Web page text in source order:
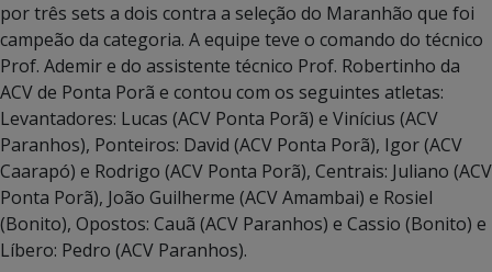
por três sets a dois contra a seleção do Maranhão que foi
campeão da categoria. A equipe teve o comando do técnico
Prof. Ademir e do assistente técnico Prof. Robertinho da
ACV de Ponta Porã e contou com os seguintes atletas:
Levantadores: Lucas (ACV Ponta Porã) e Vinícius (ACV
Paranhos), Ponteiros: David (ACV Ponta Porã), Igor (ACV
Caarapó) e Rodrigo (ACV Ponta Porã), Centrais: Juliano (ACV
Ponta Porã), João Guilherme (ACV Amambai) e Rosiel
(Bonito), Opostos: Cauã (ACV Paranhos) e Cassio (Bonito) e
Líbero: Pedro (ACV Paranhos).